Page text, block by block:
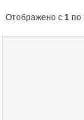
Отображено с 1 по